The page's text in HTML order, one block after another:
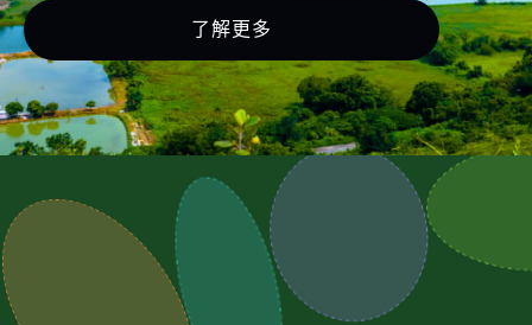
了解更多